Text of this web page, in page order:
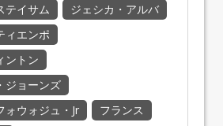
テイサム
ジェシカ・アルバ
ィエンポ
ントン
ジョーンズ
ォウォジュ・Jr
フランス